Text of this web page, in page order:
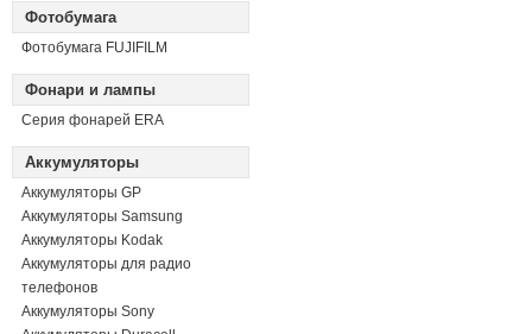
Фотобумага
Фотобумага FUJIFILM
Фонари и лампы
Серия фонарей ERA
Аккумуляторы
Аккумуляторы GP
Аккумуляторы Samsung
Аккумуляторы Kodak
Аккумуляторы для радио
телефонов
Аккумуляторы Sony